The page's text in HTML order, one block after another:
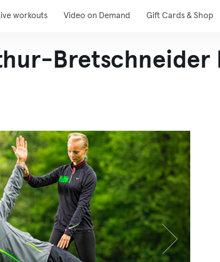
workouts Video on Demand Gift Cards & Shop
Bretschneider